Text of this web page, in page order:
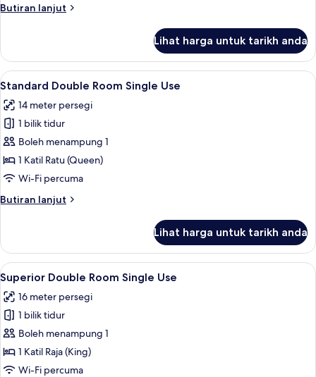
Butiran lanjut
Butiran
Quadruple
Room
Lihat harga untuk tarikh anda
Lihat
semua
foto
untuk
Standard
Double
Room
Use
Gebar bulu kapas, peti besi dalam
7
Standard Double Room Single Use
14 meter persegi
1 bilik tidur
Boleh menampung 1
1 Katil Ratu (Queen)
Wi-Fi percuma
Butiran lanjut
Butiran
Double
Room
Single
Use
Lihat harga untuk tarikh anda
Lihat
semua
foto
untuk
Superior
Double
Room
Gebar bulu kapas, peti besi dalam
7
Superior Double Room Single Use
16 meter persegi
1 bilik tidur
Boleh menampung 1
1 Katil Raja (King)
Wi-Fi percuma